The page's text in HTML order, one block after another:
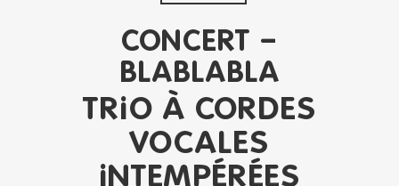
CONCERT –
BLABLABLA
TRIO À CORDES
VOCALES
INTEMPÉRÉES